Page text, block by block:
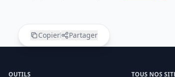
Copier Partager
OUTILS TOUS NOS